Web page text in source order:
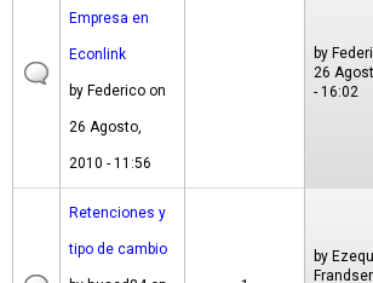
Empresa en
Econlink
by Federico on
26 Agosto,
2010 - 11:56
by
26
- 16:02
Retenciones y
tipo de cambio by